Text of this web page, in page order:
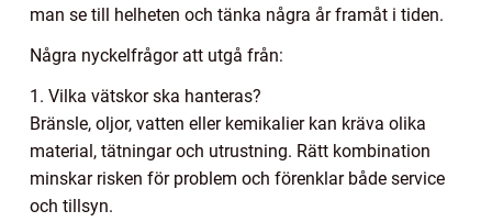
man se till helheten och tänka några år framåt i tiden.
Några nyckelfrågor att utgå från:
1. Vilka vätskor ska hanteras?
Bränsle, oljor, vatten eller kemikalier kan kräva olika
material, tätningar och utrustning. Rätt kombination
minskar risken för problem och förenklar både service
och tillsyn.